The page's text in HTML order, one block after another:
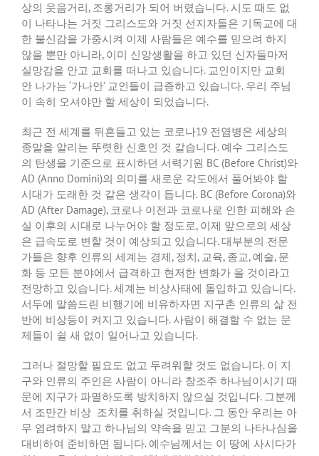
상의 웃음거리, 조롱거리가 되어 버렸습니다.시도 때도 없
이 나타나는 거짓 그리스도와 거짓 선지자들은 기독교에 대
한 불신감을 가중시켜 이제 사람들은 예수를 믿으려 하지
않을 뿐만 아니라, 이미 신앙생활을 하고 있던 신자들마저
실망감을 안고 교회를 떠나고 있습니다. 교인이지만 교회
안 나가는 ‘가나안’ 교인들이 급증하고 있습니다. 우리 주님
이 속히 오셔야만 할 세상이 되었습니다.
최근 전 세계를 뒤흔들고 있는 코로나19 전염병은 세상의
종말을 알리는 뚜렷한 신호인 것 같습니다. 예수 그리스도
의 탄생을 기준으로 표시하던 서력기원 BC (Before Christ)와
AD (Anno Domini)의 의미를 새로운 각도에서 풀어봐야 할
시대가 도래한 것 같은 생각이 듭니다. BC (Before Corona)와
AD (After Damage), 코로나 이전과 코로나로 인한 피해와 손
실 이후의 시대로 나누어야 할 정도로, 이제 앞으로의 세상
은 급속도로 변할 것이 예상되고 있습니다.대부분의 전문
가들은 향후 인류의 세계는 경제, 정치, 교육, 종교, 예술, 문
화 등 모든 분야에서 급격하고 현저한 변화가 올 것이라고
전망하고 있습니다.세계는 비상사태에 돌입하고 있습니다.
서두에 말씀드린 비행기에 비유하자면 지구촌 인류의 삶 전
반에 비상등이 켜지고 있습니다.사람이 해결할 수 없는 문
제들이 쉴 새 없이 일어나고 있습니다.
그러나 절망할 필요도 없고 두려워할 것도 없습니다. 이 지
구와 인류의 주인은 사람이 아니라 창조주 하나님이시기 때
문에 지구가 파멸하도록 방치하지 않으실 것입니다. 그분께
서 조만간 비상 조치를 취하실 것입니다. 그 동안 우리는 아
무 염려하지 말고 하나님의 약속을 믿고 그분의 나타나심을
대비하여 준비하면 됩니다. 예수님께서는 이 땅에 사시다가